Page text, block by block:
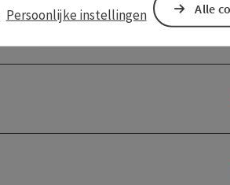
Persoonlijke instellingen Alle